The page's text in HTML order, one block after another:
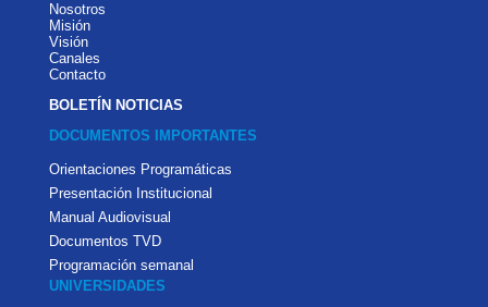
Nosotros
Misión
Visión
Canales
Contacto
BOLETÍN NOTICIAS
DOCUMENTOS IMPORTANTES
Orientaciones Programáticas
Presentación Institucional
Manual Audiovisual
Documentos TVD
Programación semanal
UNIVERSIDADES